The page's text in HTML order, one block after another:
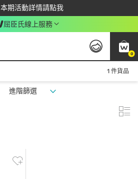
本期活動詳情請點我
下載app最高回饋$350
屈臣氏線上服務
0
1 件貨品
進階篩選